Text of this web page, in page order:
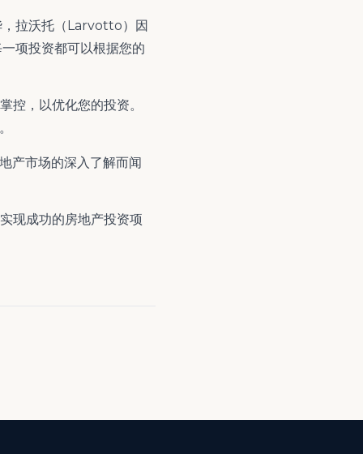
，拉沃托（Larvotto）因
项投资都可以根据您的
控，以优化您的投资。
产市场的深入了解而闻
现成功的房地产投资项